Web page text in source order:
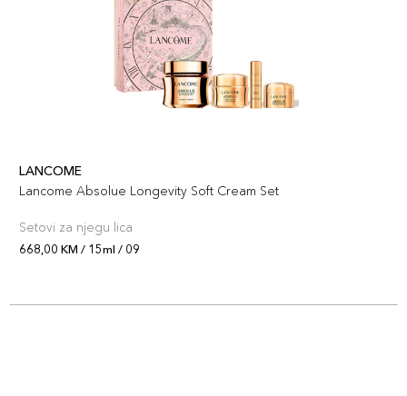
LANCOME
Lancome Absolue Longevity Soft Cream Set
Setovi za njegu lica
668,00 KM / 15ml / 09